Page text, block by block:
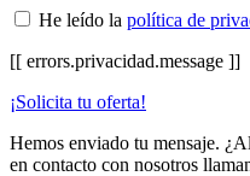
He leído la política de
[[ errors.privacidad.message ]]
¡Solicita tu oferta!
Hemos enviado tu mensaje.
en contacto con nosotros